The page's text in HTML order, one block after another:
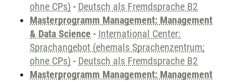
ohne CPs) - Deutsch als Fremdsprache B2
Masterprogramm Management: Management
& Data Science - International Center:
Sprachangebot (ehemals Sprachenzentrum;
ohne CPs) - Deutsch als Fremdsprache B2
Masterprogramm Management: Management